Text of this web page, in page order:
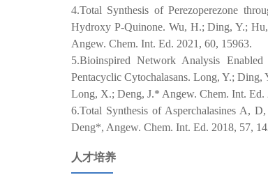
4.Total Synthesis of Perezoperezone
Hydroxy P-Quinone. Wu, H.; Ding, Y.;
Angew. Chem. Int. Ed. 2021, 60, 15963.
5.Bioinspired Network Analysis
Pentacyclic Cytochalasans. Long, Y.;
Long, X.; Deng, J.* Angew. Chem. Int. Ed.
6.Total Synthesis of Asperchalasines A,
Deng*, Angew. Chem. Int. Ed. 2018, 57,
人才培养